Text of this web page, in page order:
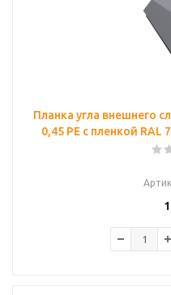
Планка угла внешнего
0,45 PE с пленкой